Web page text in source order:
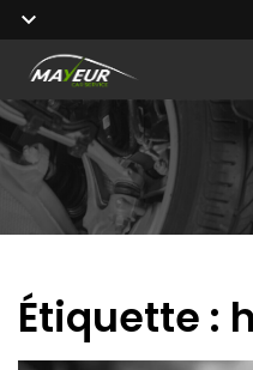
Étiquette :